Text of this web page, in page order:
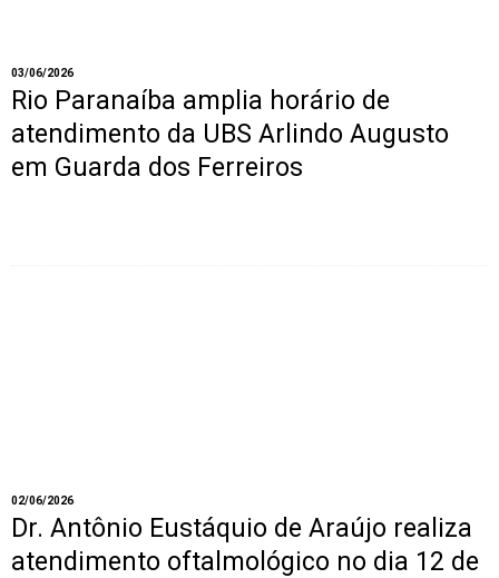
03/06/2026
Rio Paranaíba amplia horário de
atendimento da UBS Arlindo Augusto
em Guarda dos Ferreiros
02/06/2026
Dr. Antônio Eustáquio de Araújo realiza
atendimento oftalmológico no dia 12 de